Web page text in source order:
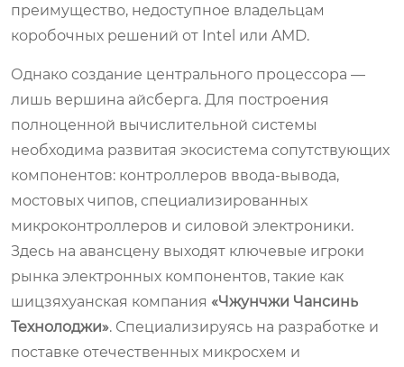
преимущество, недоступное владельцам
коробочных решений от Intel или AMD.
Однако создание центрального процессора —
лишь вершина айсберга. Для построения
полноценной вычислительной системы
необходима развитая экосистема сопутствующих
компонентов: контроллеров ввода-вывода,
мостовых чипов, специализированных
микроконтроллеров и силовой электроники.
Здесь на авансцену выходят ключевые игроки
рынка электронных компонентов, такие как
шицзяхуанская компания «Чжунчжи Чансинь
Технолоджи». Специализируясь на разработке и
поставке отечественных микросхем и